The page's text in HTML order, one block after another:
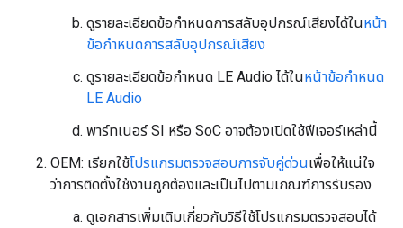
ดูรายละเอียดข้อกำหนดการสลับอุปกรณ์เสียงได้ในหน้า
ข้อกำหนดการสลับอุปกรณ์เสียง
ดูรายละเอียดข้อกำหนด LE Audio ได้ในหน้าข้อกำหนด
LE Audio
พาร์ทเนอร์ SI หรือ SoC อาจต้องเปิดใช้ฟีเจอร์เหล่านี้
OEM: เรียกใช้โปรแกรมตรวจสอบการจับคู่ด่วนเพื่อให้แน่ใจ
ว่าการติดตั้งใช้งานถูกต้องและเป็นไปตามเกณฑ์การรับรอง
ดูเอกสารเพิ่มเติมเกี่ยวกับวิธีใช้โปรแกรมตรวจสอบได้